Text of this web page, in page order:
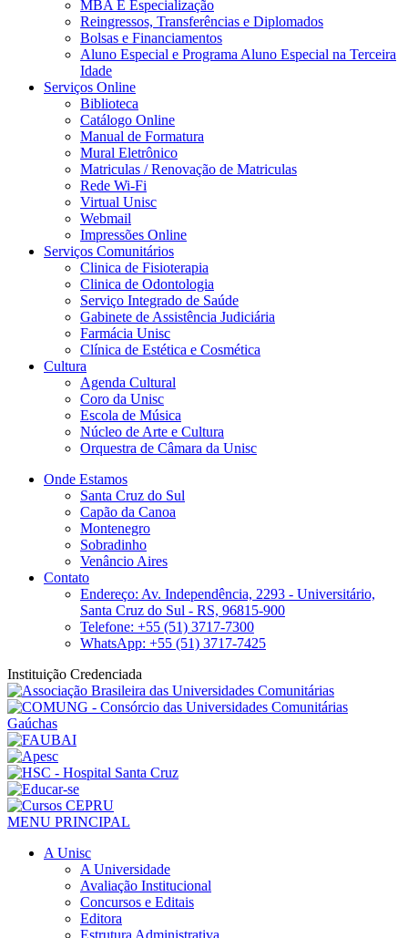
MBA E Especialização
Reingressos, Transferências e Diplomados
Bolsas e Financiamentos
Aluno Especial e Programa Aluno Especial na Terceira
Idade
Serviços Online
Biblioteca
Catálogo Online
Manual de Formatura
Mural Eletrônico
Matriculas / Renovação de Matriculas
Rede Wi-Fi
Virtual Unisc
Webmail
Impressões Online
Serviços Comunitários
Clinica de Fisioterapia
Clinica de Odontologia
Serviço Integrado de Saúde
Gabinete de Assistência Judiciária
Farmácia Unisc
Clínica de Estética e Cosmética
Cultura
Agenda Cultural
Coro da Unisc
Escola de Música
Núcleo de Arte e Cultura
Orquestra de Câmara da Unisc
Onde Estamos
Santa Cruz do Sul
Capão da Canoa
Montenegro
Sobradinho
Venâncio Aires
Contato
Endereço: Av. Independência, 2293 - Universitário,
Santa Cruz do Sul - RS, 96815-900
Telefone: +55 (51) 3717-7300
WhatsApp: +55 (51) 3717-7425
Instituição Credenciada
MENU PRINCIPAL
A Unisc
A Universidade
Avaliação Institucional
Concursos e Editais
Editora
Estrutura Administrativa